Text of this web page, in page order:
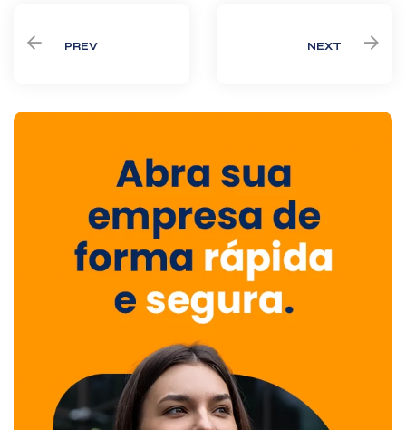
PREV NEXT